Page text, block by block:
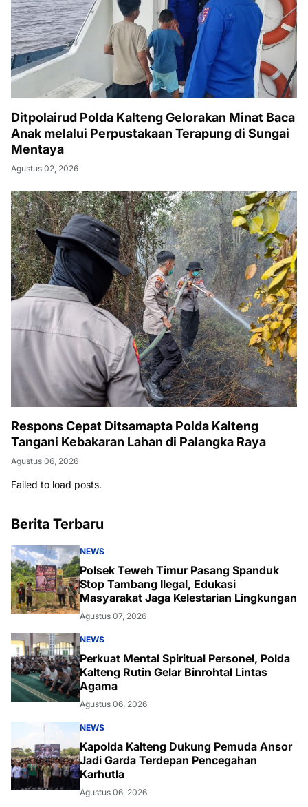
Ditpolairud Polda Kalteng Gelorakan Minat Baca
Anak melalui Perpustakaan Terapung di Sungai
Mentaya
Agustus 02, 2026
Respons Cepat Ditsamapta Polda Kalteng
Tangani Kebakaran Lahan di Palangka Raya
Agustus 06, 2026
Failed to load posts.
Berita Terbaru
NEWS
Polsek Teweh Timur Pasang Spanduk
Stop Tambang Ilegal, Edukasi
Masyarakat Jaga Kelestarian Lingkungan
Agustus 07, 2026
NEWS
Perkuat Mental Spiritual Personel, Polda
Kalteng Rutin Gelar Binrohtal Lintas
Agama
Agustus 06, 2026
NEWS
Kapolda Kalteng Dukung Pemuda Ansor
Jadi Garda Terdepan Pencegahan
Karhutla
Agustus 06, 2026